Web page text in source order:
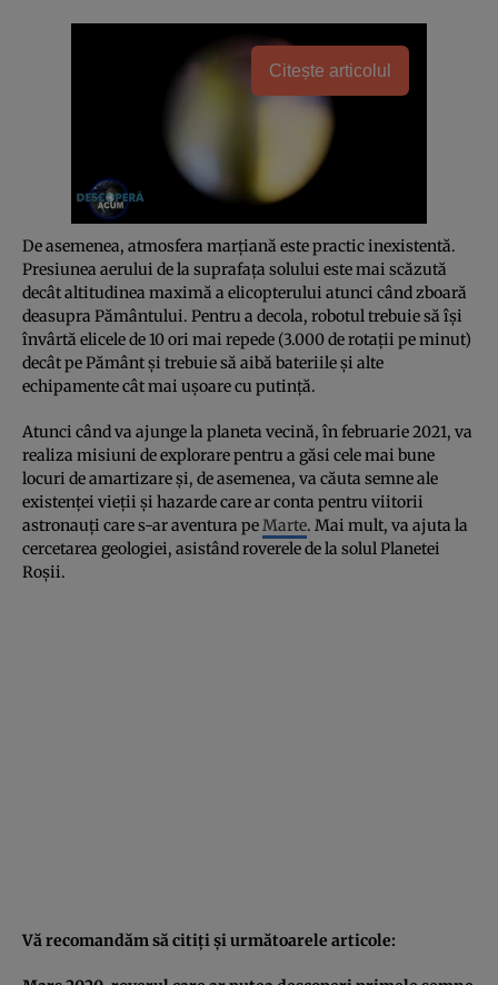
Citește articolul
De asemenea, atmosfera marţiană este practic inexistentă.
Presiunea aerului de la suprafaţa solului este mai scăzută
decât altitudinea maximă a elicopterului atunci când zboară
deasupra Pământului. Pentru a decola, robotul trebuie să îşi
învârtă elicele de 10 ori mai repede (3.000 de rotaţii pe minut)
decât pe Pământ şi trebuie să aibă bateriile şi alte
echipamente cât mai uşoare cu putinţă.
Atunci când va ajunge la planeta vecină, în februarie 2021, va
realiza misiuni de explorare pentru a găsi cele mai bune
locuri de amartizare şi, de asemenea, va căuta semne ale
existenţei vieţii şi hazarde care ar conta pentru viitorii
astronauţi care s-ar aventura peMarte. Mai mult, va ajuta la
cercetarea geologiei, asistând roverele de la solul Planetei
Roşii.
Vă recomandăm să citiţi şi următoarele articole: